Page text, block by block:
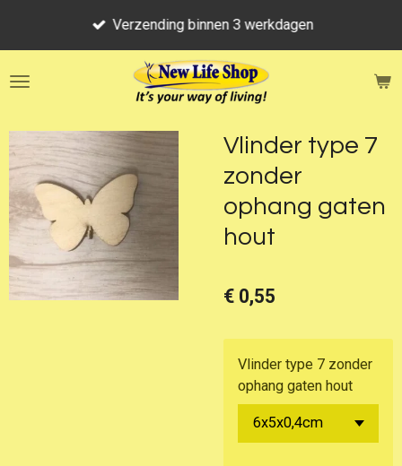
de
Verzending binnen 3 werkdagen
Vlinder type 7
zonder
ophang gaten
hout
€ 0,55
Vlinder type 7 zonder
ophang gaten hout